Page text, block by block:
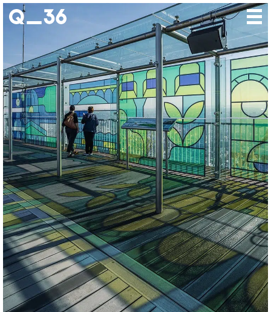
Nos créations
Nos talents
Où nous trouver
Nos expositions
À propos
Presse
Contact